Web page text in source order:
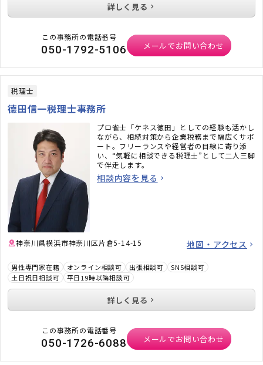
詳しく見る
この事務所の電話番号
050-1792-5106 メールでお問い合わせ
税理士
德田信一税理士事務所
プロ雀士「ケネス徳田」としての経験も活かし
ながら、相続対策から企業税務まで幅広くサポ
ート。フリーランスや経営者の目線に寄り添
い、“気軽に相談できる税理士”として二人三脚
で伴走します。
相談内容を見る
神奈川県横浜市神奈川区片倉5-14-15 地図・アクセス
男性専門家在籍 オンライン相談可 出張相談可
SNS相談可
土日祝日相談可
平日19時以降相談可
詳しく見る
この事務所の電話番号
050-1726-6088 メールでお問い合わせ